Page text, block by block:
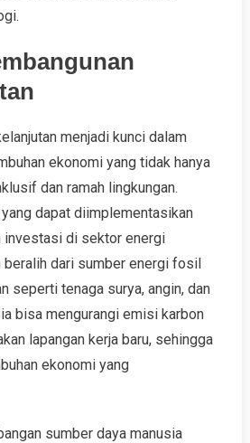
menjadi kunci dalam
ekonomi yang tidak hanya
dan ramah lingkungan.
dapat diimplementasikan
investasi di sektor energi
beralih dari sumber energi fosil
seperti tenaga surya, angin, dan
bisa mengurangi emisi karbon
lapangan kerja baru, sehingga
ekonomi yang
sumber daya manusia